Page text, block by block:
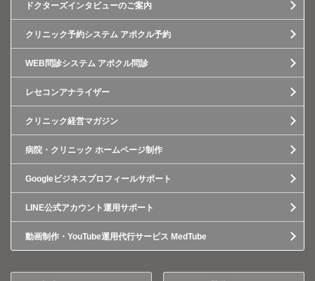
ドクターズインタビューのご案内
クリニック予約システム アポクル予約
WEB問診システム アポクル問診
レセコンアナライザー
クリニック経営マガジン
病院・クリニック ホームページ制作
Googleビジネスプロフィールサポート
LINE公式アカウント運用サポート
動画制作・YouTube運用代行サービス MedTube